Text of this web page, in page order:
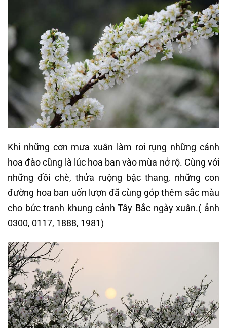
Khi những cơn mưa xuân làm rơi rụng những cánh
hoa đào cũng là lúc hoa ban vào mùa nở rộ. Cùng với
những đồi chè, thửa ruộng bậc thang, những con
đường hoa ban uốn lượn đã cùng góp thêm sắc màu
cho bức tranh khung cảnh Tây Bắc ngày xuân.( ảnh
0300, 0117, 1888, 1981)